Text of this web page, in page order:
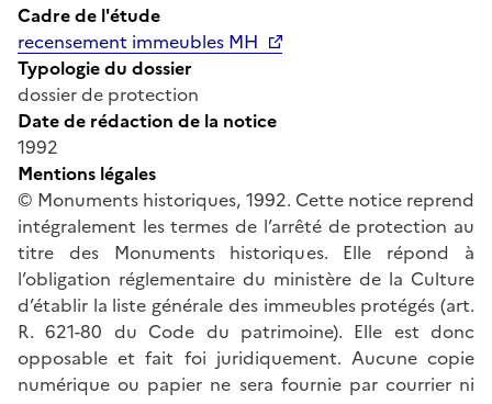
Cadre de l'étude
recensement immeubles MH
Typologie du dossier
dossier de protection
Date de rédaction de la notice
1992
Mentions légales
© Monuments historiques, 1992. Cette notice reprend
intégralement les termes de l’arrêté de protection au
titre des Monuments historiques. Elle répond à
l’obligation réglementaire du ministère de la Culture
d’établir la liste générale des immeubles protégés (art.
R. 621-80 du Code du patrimoine). Elle est donc
opposable et fait foi juridiquement. Aucune copie
numérique ou papier ne sera fournie par courrier ni